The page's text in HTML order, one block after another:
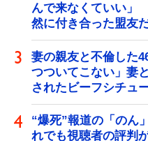
んで来なくていい
然に付き合った盟友
妻の親友と不倫した
つついてこない」妻
されたビーフシチュ
“爆死”報道の「のん
れでも視聴者の評判